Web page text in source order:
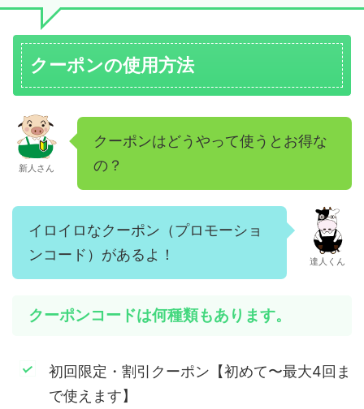
クーポンの使用方法
新人さん
クーポンはどうやって使うとお得な
の？
イロイロなクーポン（プロモーショ
ンコード）があるよ！
達人くん
クーポンコードは何種類もあります。
初回限定・割引クーポン【初めて〜最大4回ま
で使えます】